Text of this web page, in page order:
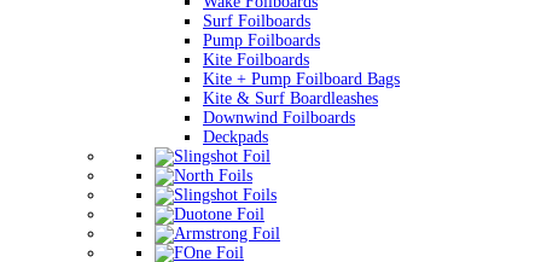
Surf Foilboards
Pump Foilboards
Kite Foilboards
Kite + Pump Foilboard Bags
Kite & Surf Boardleashes
Downwind Foilboards
Deckpads